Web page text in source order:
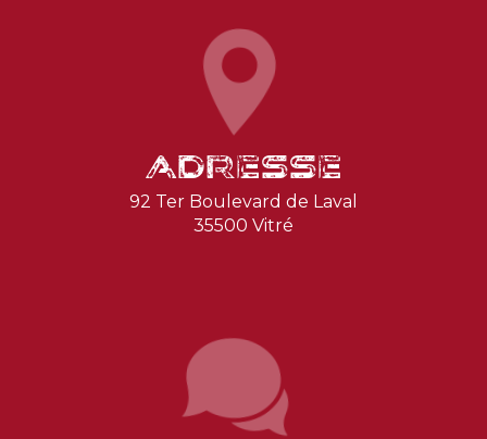
Adresse
92 Ter Boulevard de Laval
35500 Vitré